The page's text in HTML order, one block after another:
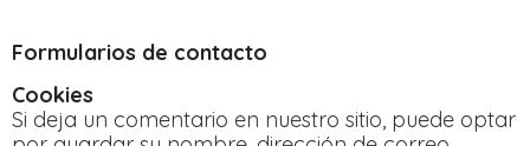
Formularios de contacto
Cookies
Si deja un comentario en nuestro sitio, puede optar